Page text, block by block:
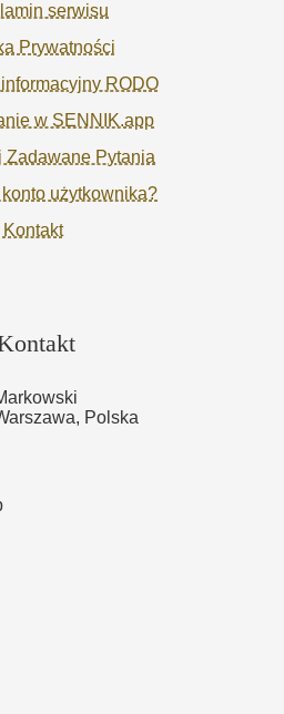
serwisu
Prywatności
RODO
w SENNIK.app
Zadawane Pytania
użytkownika?
Kontakt
Polska